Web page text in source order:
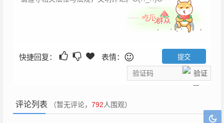
快捷回复： 表情：
评论列表 （暂无评论， 792人围观）